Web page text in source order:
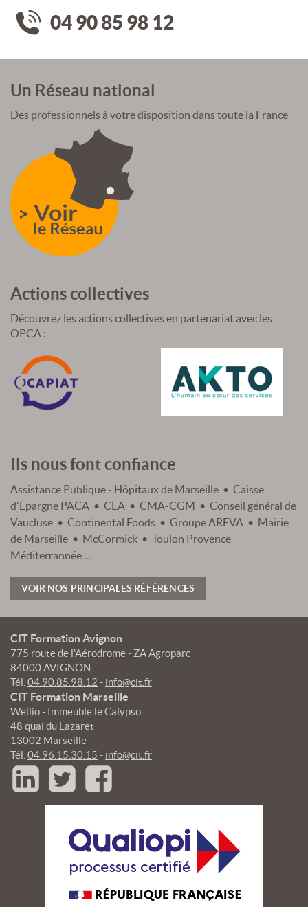
04 90 85 98 12
Un Réseau national
Des professionnels à votre disposition dans toute la France
Actions collectives
Découvrez les actions collectives en partenariat avec les
OPCA :
Ils nous font confiance
Assistance Publique - Hôpitaux de Marseille • Caisse
d'Epargne PACA • CEA • CMA-CGM • Conseil général de
Vaucluse • Continental Foods • Groupe AREVA • Mairie
de Marseille • McCormick • Toulon Provence
Méditerrannée ...
VOIR NOS PRINCIPALES RÉFÉRENCES
CIT Formation Avignon
775 route de l'Aérodrome - ZA Agroparc
84000 AVIGNON
Tél. 04.90.85.98.12 - info@cit.fr
CIT Formation Marseille
Wellio - Immeuble le Calypso
48 quai du Lazaret
13002 Marseille
Tél. 04.96.15.30.15 - info@cit.fr